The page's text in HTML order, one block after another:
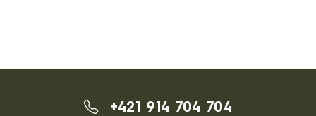
+421 914 704 704